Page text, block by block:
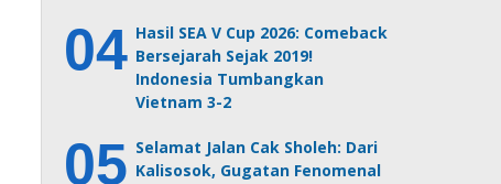
Hasil SEA V Cup 2026: Comeback
Bersejarah Sejak 2019!
Indonesia Tumbangkan
Vietnam 3-2
Selamat Jalan Cak Sholeh: Dari
Kalisosok, Gugatan Fenomenal